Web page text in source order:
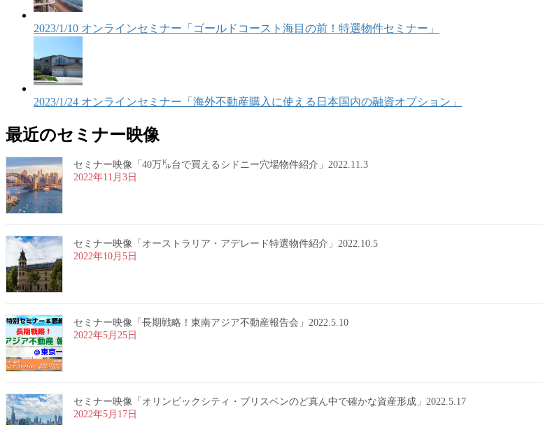
2023/1/10 オンラインセミナー「ゴールドコースト海目の前！特選物件セミナー」
2023/1/24 オンラインセミナー「海外不動産購入に使える日本国内の融資オプション」
最近のセミナー映像
セミナー映像「40万㌦台で買えるシドニー穴場物件紹介」2022.11.3
2022年11月3日
セミナー映像「オーストラリア・アデレード特選物件紹介」2022.10.5
2022年10月5日
セミナー映像「長期戦略！東南アジア不動産報告会」2022.5.10
2022年5月25日
セミナー映像「オリンピックシティ・ブリスベンのど真ん中で確かな資産形成」2022.5.17
2022年5月17日